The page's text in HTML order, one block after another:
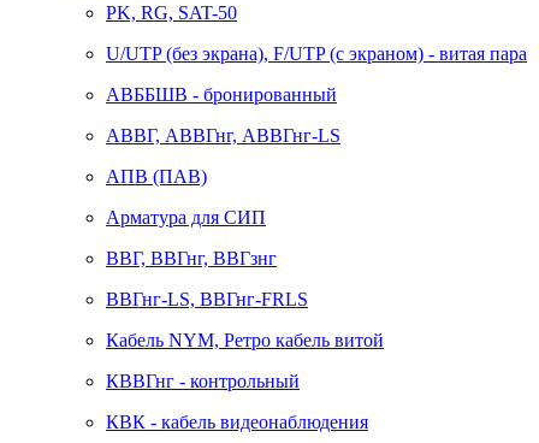
PK, RG, SAT-50
U/UTP (без экрана), F/UTP (с экраном) - витая пара
АВББШВ - бронированный
АВВГ, АВВГнг, АВВГнг-LS
АПВ (ПАВ)
Арматура для СИП
ВВГ, ВВГнг, ВВГзнг
ВВГнг-LS, ВВГнг-FRLS
Кабель NYM, Ретро кабель витой
КВВГнг - контрольный
КВК - кабель видеонаблюдения